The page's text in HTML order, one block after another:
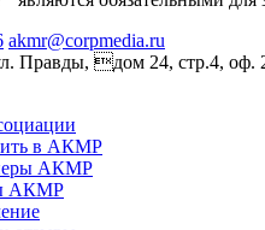
akmr@corpmedia.ru
Правды, дом 24, стр.4, оф.
в АКМР
АКМР
АКМР